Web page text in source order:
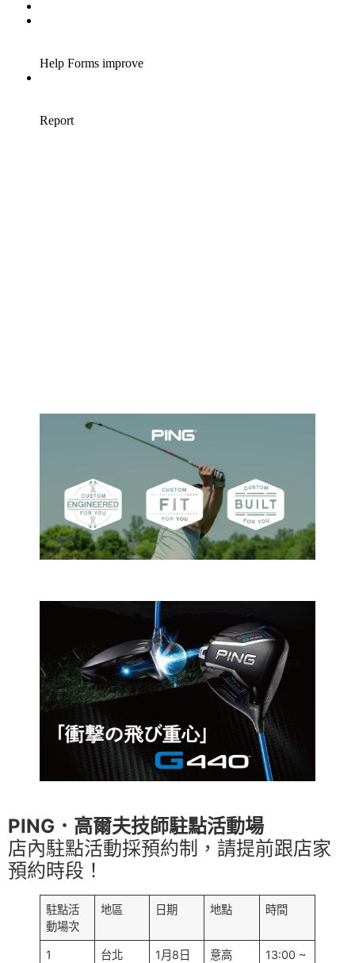
PING．高爾夫技師駐點活動場
店內駐點活動採預約制，請提前跟店家
預約時段！
駐點活
動場次
地區 日期 地點 時間
1 台北 1月8日
意高
13:00 ~